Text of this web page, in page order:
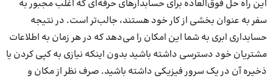
این راه حل فوق‌العاده برای حسابدار‌های حرفه‌ای که اغلب مجبور به
سفر به عنوان بخشی از کار خود هستند، جالب‌تر است. در نتیجه
حسابداری ابری به شما این امکان را می‌دهد که در هر زمان به اطلاعات
مشتریان خود دسترسی داشته باشید بدون اینکه نیازی به کپی کردن یا
ذخیره آن در یک سرور فیزیکی داشته باشید. صرف نظر از مکان و